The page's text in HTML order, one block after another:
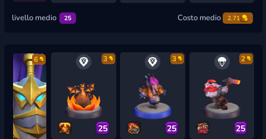
livello medio 25 Costo medio 2.71
6 3
25
3
25
2
25